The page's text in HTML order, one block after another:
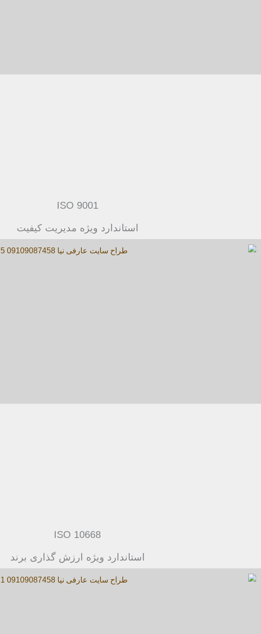
ISO 9001
استاندارد ویژه مدیریت کیفیت
ISO 10668
استاندارد ویژه ارزش گذاری برند